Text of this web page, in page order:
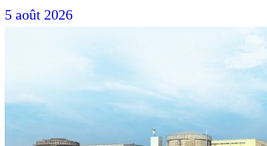
5 août 2026